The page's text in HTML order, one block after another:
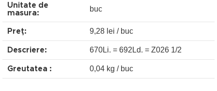
Unitate de
masura:
buc
Preţ: 9,28 lei / buc
Descriere: 670Li. = 692Ld. = Z026 1/2
Greutatea : 0,04 kg / buc